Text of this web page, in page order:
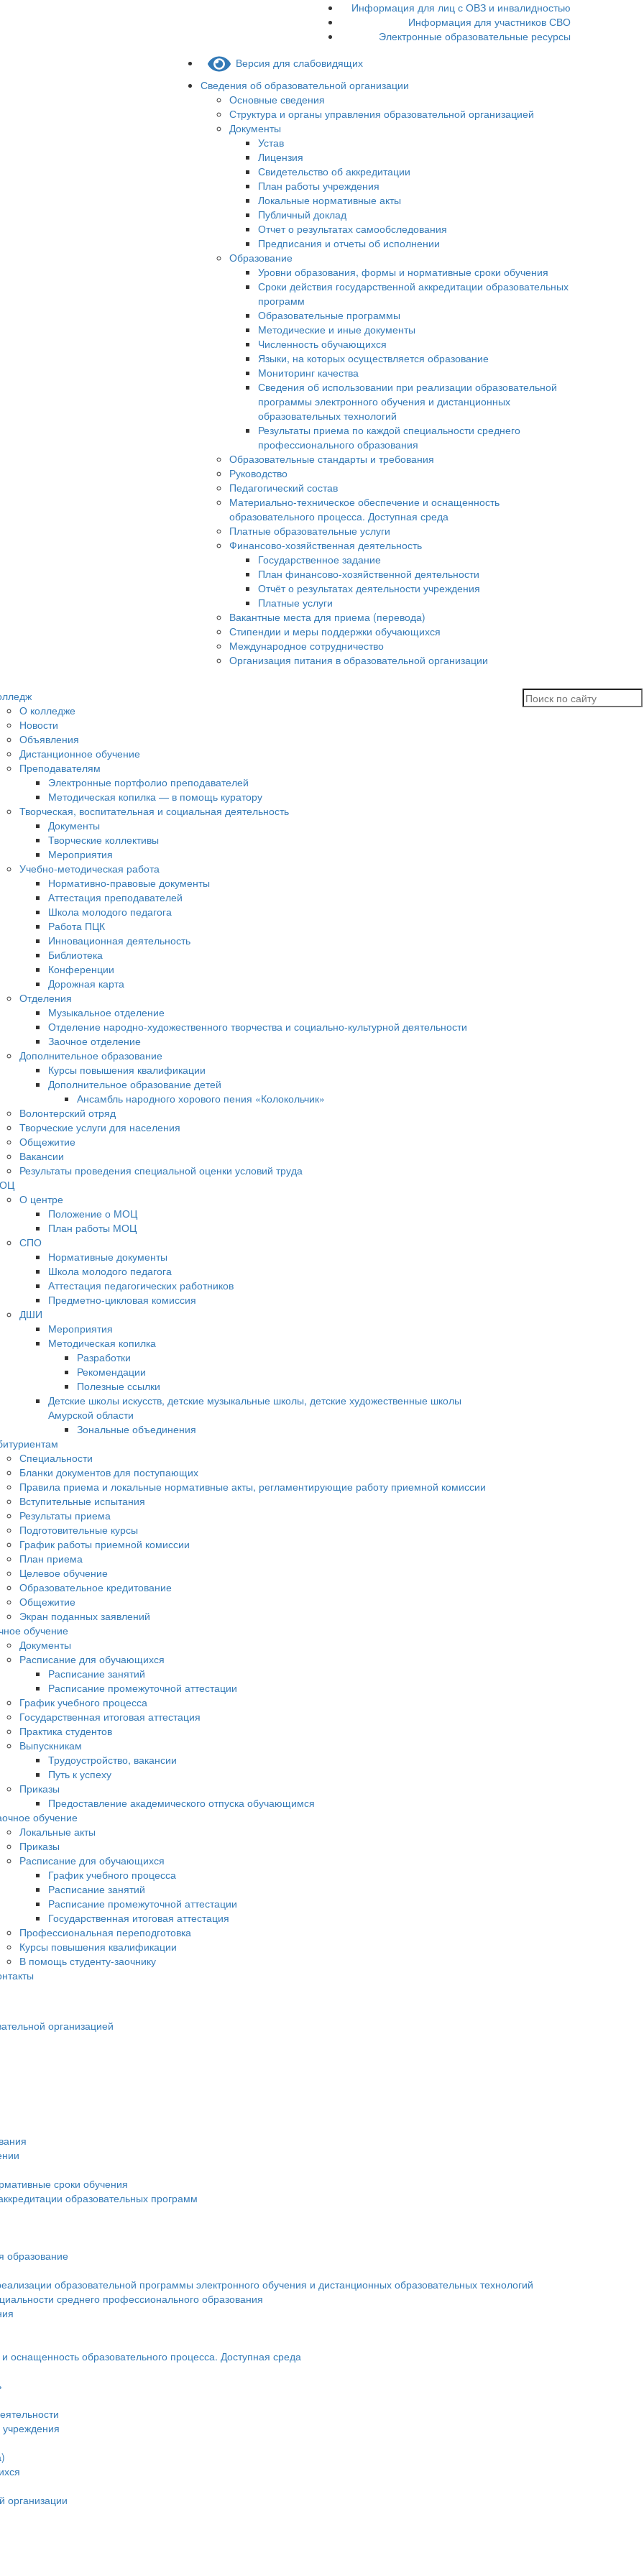
Информация для лиц с ОВЗ и инвалидностью
Информация для участников СВО
Электронные образовательные ресурсы
Версия для слабовидящих
Сведения об образовательной организации
Основные сведения
Структура и органы управления образовательной организацией
Документы
Устав
Лицензия
Свидетельство об аккредитации
План работы учреждения
Локальные нормативные акты
Публичный доклад
Отчет о результатах самообследования
Предписания и отчеты об исполнении
Образование
Уровни образования, формы и нормативные сроки обучения
Сроки действия государственной аккредитации образовательных
программ
Образовательные программы
Методические и иные документы
Численность обучающихся
Языки, на которых осуществляется образование
Мониторинг качества
Сведения об использовании при реализации образовательной
программы электронного обучения и дистанционных
образовательных технологий
Результаты приема по каждой специальности среднего
профессионального образования
Образовательные стандарты и требования
Руководство
Педагогический состав
Материально-техническое обеспечение и оснащенность
образовательного процесса. Доступная среда
Платные образовательные услуги
Финансово-хозяйственная деятельность
Государственное задание
План финансово-хозяйственной деятельности
Отчёт о результатах деятельности учреждения
Платные услуги
Вакантные места для приема (перевода)
Стипендии и меры поддержки обучающихся
Международное сотрудничество
Организация питания в образовательной организации
О колледже
Новости
Объявления
Дистанционное обучение
Преподавателям
Электронные портфолио преподавателей
Методическая копилка — в помощь куратору
Творческая, воспитательная и социальная деятельность
Документы
Творческие коллективы
Мероприятия
Учебно-методическая работа
Нормативно-правовые документы
Аттестация преподавателей
Школа молодого педагога
Работа ПЦК
Инновационная деятельность
Библиотека
Конференции
Дорожная карта
Отделения
Музыкальное отделение
Отделение народно-художественного творчества и социально-культурной деятельности
Заочное отделение
Дополнительное образование
Курсы повышения квалификации
Дополнительное образование детей
Ансамбль народного хорового пения «Колокольчик»
Волонтерский отряд
Творческие услуги для населения
Общежитие
Вакансии
Результаты проведения специальной оценки условий труда
О центре
Положение о МОЦ
План работы МОЦ
СПО
Нормативные документы
Школа молодого педагога
Аттестация педагогических работников
Предметно-цикловая комиссия
ДШИ
Мероприятия
Методическая копилка
Разработки
Рекомендации
Полезные ссылки
Детские школы искусств, детские музыкальные школы, детские художественные школы
Амурской области
Зональные объединения
Специальности
Бланки документов для поступающих
Правила приема и локальные нормативные акты, регламентирующие работу приемной комиссии
Вступительные испытания
Результаты приема
Подготовительные курсы
График работы приемной комиссии
План приема
Целевое обучение
Образовательное кредитование
Общежитие
Экран поданных заявлений
обучение
Документы
Расписание для обучающихся
Расписание занятий
Расписание промежуточной аттестации
График учебного процесса
Государственная итоговая аттестация
Практика студентов
Выпускникам
Трудоустройство, вакансии
Путь к успеху
Приказы
Предоставление академического отпуска обучающимся
обучение
Локальные акты
Приказы
Расписание для обучающихся
График учебного процесса
Расписание занятий
Расписание промежуточной аттестации
Государственная итоговая аттестация
Профессиональная переподготовка
Курсы повышения квалификации
В помощь студенту-заочнику
организацией
сроки обучения
образовательных программ
образование
образовательной программы электронного обучения и дистанционных образовательных технологий
среднего профессионального образования
оснащенность образовательного процесса. Доступная среда
учреждения
организации